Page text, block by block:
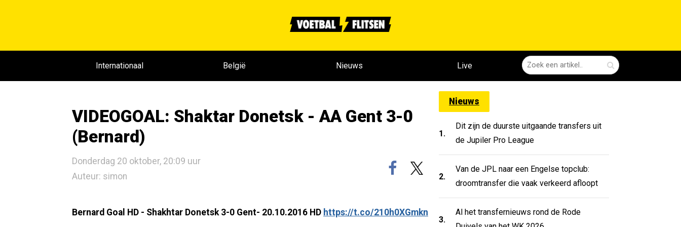
Internationaal België Nieuws Live
VIDEOGOAL: Shaktar Donetsk - AA Gent 3-0
(Bernard)
Donderdag 20 oktober, 20:09 uur
Auteur: simon
Bernard Goal HD - Shakhtar Donetsk 3-0 Gent- 20.10.2016 HD https://t.co/210h0XGmkn
Nieuws
1.
Dit zijn de duurste uitgaande transfers uit
de Jupiler Pro League
2.
Van de JPL naar een Engelse topclub:
droomtransfer die vaak verkeerd afloopt
3.
Al het transfernieuws rond de Rode